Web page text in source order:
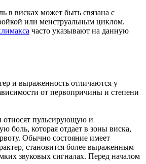
в висках может быть связана с
или менструальным циклом.
часто указывают на данную
и выраженность отличаются у
от первопричины и степени
пульсирующую и
боль, которая отдает в зоны виска,
Обычно состояние имеет
становится более выраженным
звуковых сигналах. Перед началом